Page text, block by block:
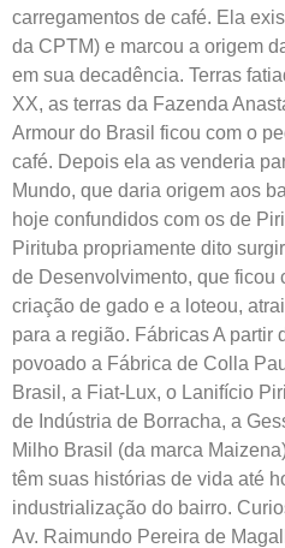
carregamentos de café. Ela
da CPTM) e marcou a origem
em sua decadência. Terras
XX, as terras da Fazenda
Armour do Brasil ficou com o
café. Depois ela as venderia
Mundo, que daria origem aos
hoje confundidos com os de
Pirituba propriamente dito
de Desenvolvimento, que ficou
criação de gado e a loteou,
para a região. Fábricas A partir
povoado a Fábrica de Colla
Brasil, a Fiat-Lux, o Lanifício
de Indústria de Borracha, a
Milho Brasil (da marca
têm suas histórias de vida até
industrialização do bairro.
Av. Raimundo Pereira de